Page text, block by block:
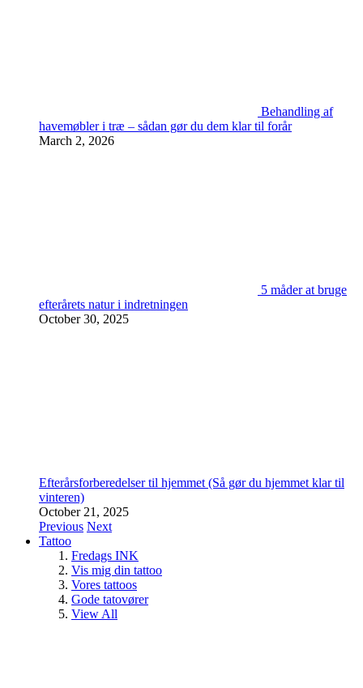
Behandling af
havemøbler i træ – sådan gør du dem klar til forår
March 2, 2026
5 måder at bruge
efterårets natur i indretningen
October 30, 2025
Efterårsforberedelser til hjemmet (Så gør du hjemmet klar til
vinteren)
October 21, 2025
Previous Next
Tattoo
Fredags INK
Vis mig din tattoo
Vores tattoos
Gode tatovører
View All